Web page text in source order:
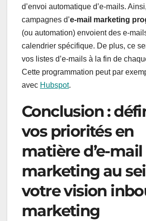
d’envoi automatique d’e-mails.
campagnes d’e-mail marketing
(ou automation) envoient des e-
calendrier spécifique. De plus, ce
vos listes d’e-mails à la fin de
Cette programmation peut par
avec Hubspot.
Conclusion :
vos priorités en
matière d’e-mail
marketing au
votre vision
marketing